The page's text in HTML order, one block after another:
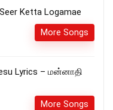
Ketta Logamae
More Songs
Lyrics – மன்னாதி
More Songs